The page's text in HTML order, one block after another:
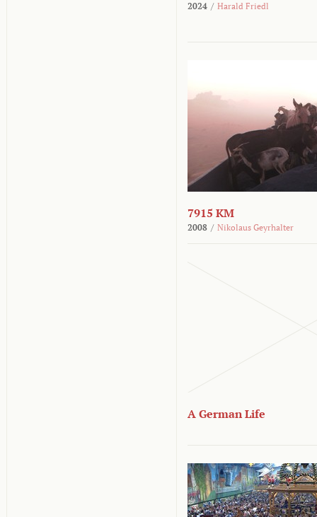
2024 / Harald Friedl
7915 KM
2008 / Nikolaus Geyrhalter
A German Life